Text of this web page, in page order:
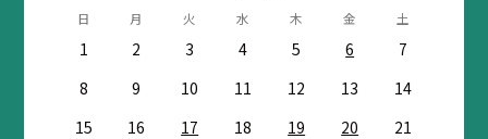
日 月 火 水 木 金 土
1 2 3 4 5 6
7
8
9 10 11 12 13
14
15
16 17 18 19 20
21